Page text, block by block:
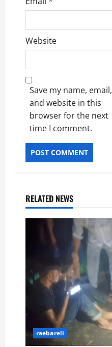
Website
Save my name, email,
and website in this
browser for the next
time I comment.
RELATED NEWS
raebareli